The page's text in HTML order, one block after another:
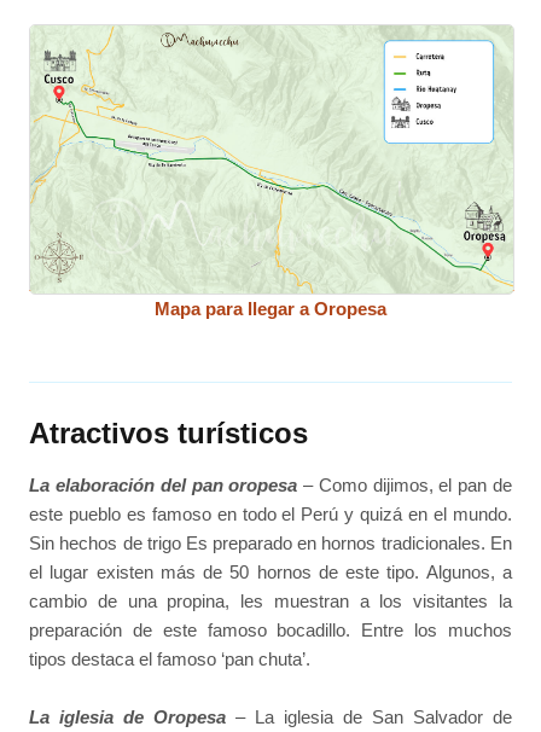
Mapa para llegar a Oropesa
Atractivos turísticos
La elaboración del pan oropesa – Como dijimos, el pan de
este pueblo es famoso en todo el Perú y quizá en el mundo.
Sin hechos de trigo Es preparado en hornos tradicionales. En
el lugar existen más de 50 hornos de este tipo. Algunos, a
cambio de una propina, les muestran a los visitantes la
preparación de este famoso bocadillo. Entre los muchos
tipos destaca el famoso ‘pan chuta’.
La iglesia de Oropesa – La iglesia de San Salvador de